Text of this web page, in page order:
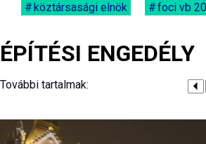
köztársasági elnök foci vb
ÉPÍTÉSI ENGEDÉLY
További tartalmak: